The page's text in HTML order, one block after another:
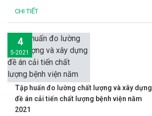
CHI TIẾT
4
5-2021
Tập huấn đo lường chất lượng và xây dựng
đề án cải tiến chất lượng bệnh viện năm
2021